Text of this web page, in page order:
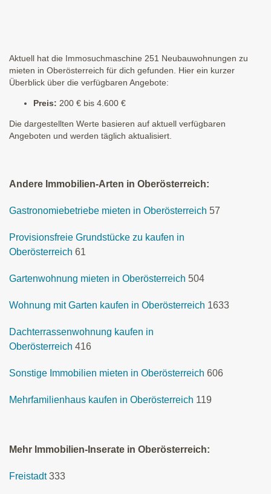
Aktuell hat die Immosuchmaschine 251 Neubauwohnungen zu
mieten in Oberösterreich für dich gefunden. Hier ein kurzer
Überblick über die verfügbaren Angebote:
Preis: 200 € bis 4.600 €
Die dargestellten Werte basieren auf aktuell verfügbaren
Angeboten und werden täglich aktualisiert.
Andere Immobilien-Arten in Oberösterreich:
Gastronomiebetriebe mieten in Oberösterreich 57
Provisionsfreie Grundstücke zu kaufen in
Oberösterreich 61
Gartenwohnung mieten in Oberösterreich 504
Wohnung mit Garten kaufen in Oberösterreich 1633
Dachterrassenwohnung kaufen in
Oberösterreich 416
Sonstige Immobilien mieten in Oberösterreich 606
Mehrfamilienhaus kaufen in Oberösterreich 119
Mehr Immobilien-Inserate in Oberösterreich:
Freistadt 333